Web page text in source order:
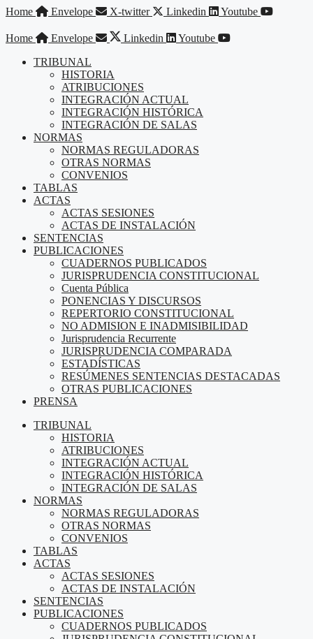
Saltar
contenido
Home Envelope X-twitter Linkedin Youtube
Home Envelope Linkedin
Youtube
TRIBUNAL
HISTORIA
ATRIBUCIONES
INTEGRACIÓN ACTUAL
INTEGRACIÓN HISTÓRICA
INTEGRACIÓN DE SALAS
NORMAS
NORMAS REGULADORAS
OTRAS NORMAS
CONVENIOS
TABLAS
ACTAS
ACTAS SESIONES
ACTAS DE INSTALACIÓN
SENTENCIAS
PUBLICACIONES
CUADERNOS PUBLICADOS
JURISPRUDENCIA CONSTITUCIONAL
Cuenta Pública
PONENCIAS Y DISCURSOS
REPERTORIO CONSTITUCIONAL
NO ADMISION E INADMISIBILIDAD
Jurisprudencia Recurrente
JURISPRUDENCIA COMPARADA
ESTADÍSTICAS
RESÚMENES SENTENCIAS DESTACADAS
OTRAS PUBLICACIONES
PRENSA
TRIBUNAL
HISTORIA
ATRIBUCIONES
INTEGRACIÓN ACTUAL
INTEGRACIÓN HISTÓRICA
INTEGRACIÓN DE SALAS
NORMAS
NORMAS REGULADORAS
OTRAS NORMAS
CONVENIOS
TABLAS
ACTAS
ACTAS SESIONES
ACTAS DE INSTALACIÓN
SENTENCIAS
PUBLICACIONES
CUADERNOS PUBLICADOS